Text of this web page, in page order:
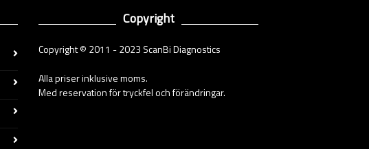
Copyright
Copyright © 2011 - 2023 ScanBi Diagnostics
Alla priser inklusive moms.
Med reservation för tryckfel och förändringar.